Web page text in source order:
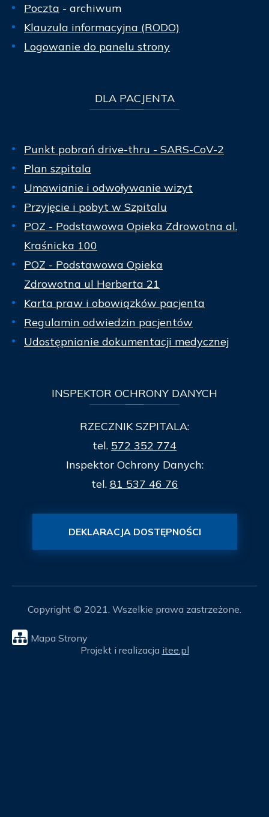
Poczta - archiwum
Klauzula informacyjna (RODO)
Logowanie do panelu strony
DLAPACJENTA
Punkt pobrań drive-thru - SARS-CoV-2
Plan szpitala
Umawianie i odwoływanie wizyt
Przyjęcie i pobyt w Szpitalu
POZ - Podstawowa Opieka Zdrowotna al.
Kraśnicka 100
POZ - Podstawowa Opieka
Zdrowotna ul Herberta 21
Karta praw i obowiązków pacjenta
Regulamin odwiedzin pacjentów
Udostępnianie dokumentacji medycznej
INSPEKTOR OCHRONY DANYCH
RZECZNIK SZPITALA:
tel. 572 352 774
Inspektor Ochrony Danych:
tel. 81 537 46 76
DEKLARACJA DOSTĘPNOŚCI
Copyright © 2021. Wszelkie prawa zastrzeżone.
Mapa Strony
Projekt i realizacja itee.pl